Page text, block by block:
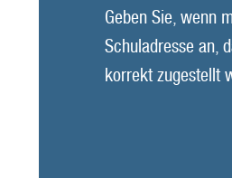
Geben Sie, wenn
Schuladresse an,
korrekt zugestellt